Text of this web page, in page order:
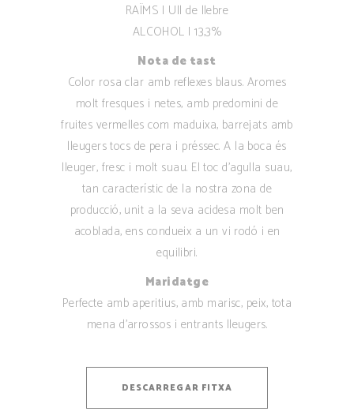
RAÏMS | Ull de llebre
ALCOHOL | 13,3%
Nota de tast
Color rosa clar amb reflexes blaus. Aromes
molt fresques i netes, amb predomini de
fruites vermelles com maduixa, barrejats amb
lleugers tocs de pera i préssec. A la boca és
lleuger, fresc i molt suau. El toc d’agulla suau,
tan característic de la nostra zona de
producció, unit a la seva acidesa molt ben
acoblada, ens condueix a un vi rodó i en
equilibri.
Maridatge
Perfecte amb aperitius, amb marisc, peix, tota
mena d’arrossos i entrants lleugers.
DESCARREGAR FITXA